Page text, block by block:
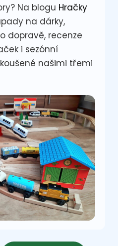
Na blogu Hračky
na dárky,
dopravě, recenze
i sezónní
našimi třemi